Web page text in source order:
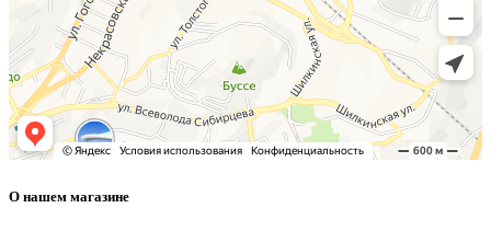
О нашем магазине